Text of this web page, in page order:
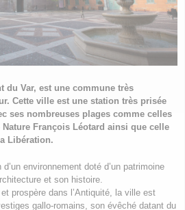
du Var, est une commune très
Cette ville est une station très prisée
ses nombreuses plages comme celles
François Léotard ainsi que celle
Libération.
environnement doté d’un patrimoine
et son histoire.
prospère dans l’Antiquité, la ville est
gallo-romains, son évêché datant du